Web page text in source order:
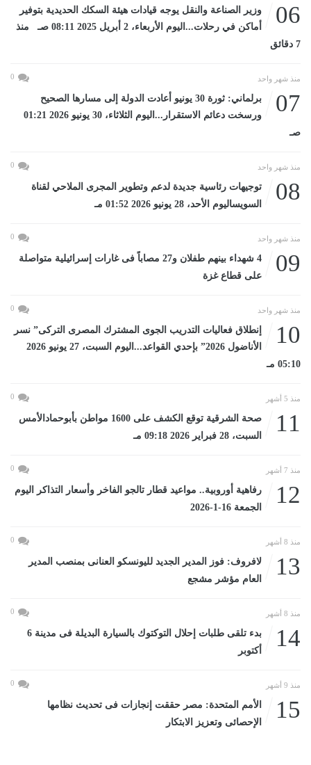
06
وزير الصناعة والنقل يوجه قيادات هيئة السكك الحديدية بتوفير
أماكن في رحلات...اليوم الأربعاء، 2 أبريل 2025 08:11 صـ منذ
7 دقائق
منذ شهر واحد 0
07
برلماني: ثورة 30 يونيو أعادت الدولة إلى مسارها الصحيح
ورسخت دعائم الاستقرار...اليوم الثلاثاء، 30 يونيو 2026 01:21
صـ
منذ شهر واحد 0
08
توجيهات رئاسية جديدة لدعم وتطوير المجرى الملاحي لقناة
السويساليوم الأحد، 28 يونيو 2026 01:52 مـ
منذ شهر واحد 0
09
4 شهداء بينهم طفلان و27 مصاباً فى غارات إسرائيلية متواصلة
على قطاع غزة
منذ شهر واحد 0
10
إنطلاق فعاليات التدريب الجوى المشترك المصرى التركى” نسر
الأناضول 2026” بإحدي القواعد...اليوم السبت، 27 يونيو 2026
05:10 مـ
منذ 5 أشهر 0
11
صحة الشرقية توقع الكشف على 1600 مواطن بأبوحمادالأمس
السبت، 28 فبراير 2026 09:18 مـ
منذ 7 أشهر 0
12
رفاهية أوروبية.. مواعيد قطار تالجو الفاخر وأسعار التذاكر اليوم
الجمعة 16-1-2026
منذ 8 أشهر 0
13
لافروف: فوز المدير الجديد لليونسكو العنانى بمنصب المدير
العام مؤشر مشجع
منذ 8 أشهر 0
14
بدء تلقى طلبات إحلال التوكتوك بالسيارة البديلة فى مدينة 6
أكتوبر
منذ 9 أشهر 0
15
الأمم المتحدة: مصر حققت إنجازات فى تحديث نظامها
الإحصائى وتعزيز الابتكار